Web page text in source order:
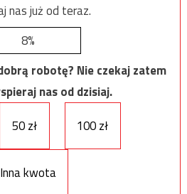
nas już od teraz.
8%
robotę? Nie czekaj zatem
nas od dzisiaj.
50 zł 100 zł
Inna kwota